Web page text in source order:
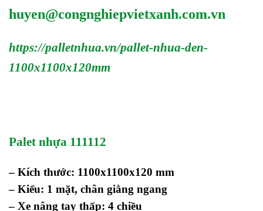
huyen@congnghiepvietxanh.com.vn
https://palletnhua.vn/pallet-nhua-den-
1100x1100x120mm
Palet nhựa 111112
– Kích thước: 1100x1100x120 mm
– Kiểu: 1 mặt, chân giằng ngang
– Xe nâng tay thấp: 4 chiều